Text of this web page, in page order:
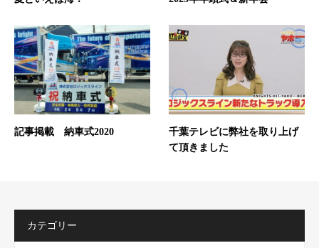
記事掲載 納車式2020
千葉テレビに弊社を取り上げ
て頂きました
カテゴリー